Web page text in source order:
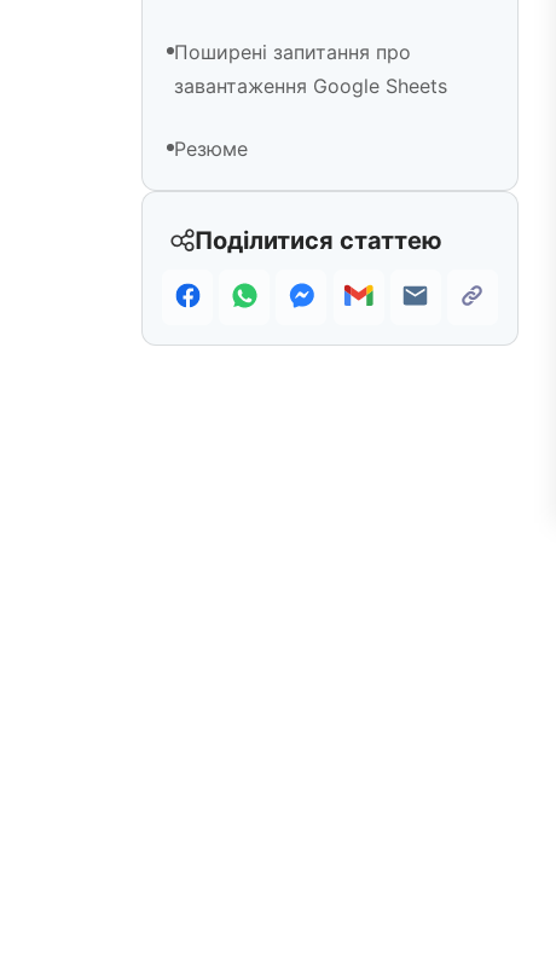
Поширені запитання про
завантаження Google Sheets
Резюме
Поділитися статтею